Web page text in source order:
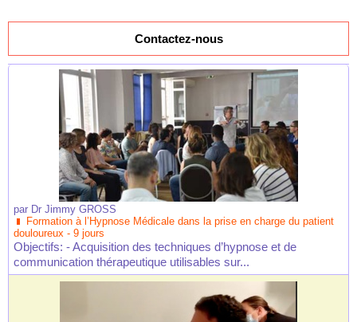
Contactez-nous
par Dr Jimmy GROSS
Formation à l’Hypnose Médicale dans la prise en charge du patient
douloureux - 9 jours
Objectifs: - Acquisition des techniques d’hypnose et de
communication thérapeutique utilisables sur...